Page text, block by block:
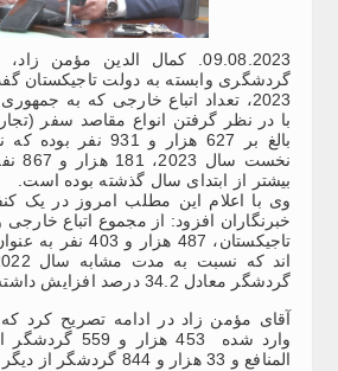
09.08.2023. کمال الدین مؤمن
گردشگری وابسته به دولت
2023، تعداد اتباع خارجی که به
با در نظر گرفتن انواع مقاصد سفر
بالغ بر 627 هزار و
بیشتر از ابتدای سال گذشته بوده است.
وی با اعلام این مطلب امروز در یک
خبرنگاران افزود: از مجموع اتباع
تاجیکستان، 487
گردشگر معادل 34.2 درصد افزایش داشته است.
آقای مؤمن زاد در ادامه تصریح کرد
وارد شده 453
المنافع و 33 هزار و 844 گردشگر از دیگر کشورها می باشند.